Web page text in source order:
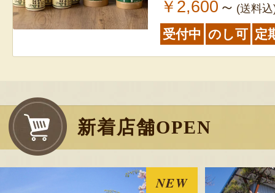
￥2,600 ～ (送料
受付中 のし可 定
新着店舗OPEN
NEW